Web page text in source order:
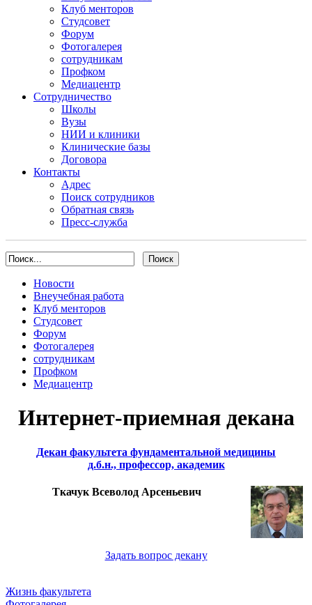
Клуб менторов
Студсовет
Форум
Фотогалерея
сотрудникам
Профком
Медиацентр
Сотрудничество
Школы
Вузы
НИИ и клиники
Клинические базы
Договора
Контакты
Адрес
Поиск сотрудников
Обратная связь
Пресс-служба
Новости
Внеучебная работа
Клуб менторов
Студсовет
Форум
Фотогалерея
сотрудникам
Профком
Медиацентр
Интернет-приемная декана
Декан факультета фундаментальной медицины
д.б.н., профессор, академик
Ткачук Всеволод Арсеньевич
Задать вопрос декану
Жизнь факультета